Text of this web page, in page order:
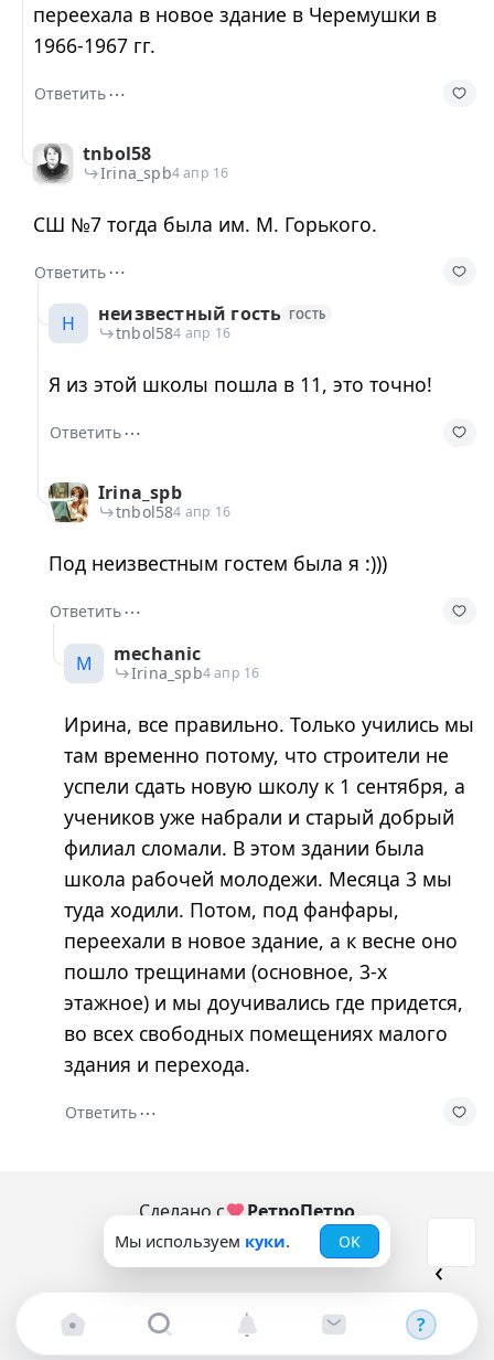
переехала в новое здание в Черемушки в
1966-1967 гг.
Ответить⋯
tnbol58
Irina_spb4 апр 16
СШ №7 тогда была им. М. Горького.
Ответить⋯
Н неизвестный гость ГОСТЬ
tnbol584 апр 16
Я из этой школы пошла в 11, это точно!
Ответить⋯
Irina_spb
tnbol584 апр 16
Под неизвестным гостем была я :)))
Ответить⋯
M mechanic
Irina_spb4 апр 16
Ирина, все правильно. Только учились мы
там временно потому, что строители не
успели сдать новую школу к 1 сентября, а
учеников уже набрали и старый добрый
филиал сломали. В этом здании была
школа рабочей молодежи. Месяца 3 мы
туда ходили. Потом, под фанфары,
переехали в новое здание, а к весне оно
пошло трещинами (основное, 3-х
этажное) и мы доучивались где придется,
во всех свободных помещениях малого
здания и перехода.
Ответить⋯
Сделано с РетроПетро
© 2006-2026
?
Мы используем куки. OK